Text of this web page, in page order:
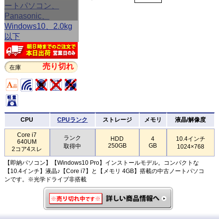
在庫 売り切れ
CPU CPUランク ストレージ メモリ 液晶/解像度
Core i7
640UM
2コア4スレ
ランク
取得中
HDD
250GB
4
GB
10.4インチ
1024×768
【即納パソコン】【Windows10 Pro】インストールモデル。コンパクトな
【10.4インチ】液晶♪【Core i7】と【メモリ 4GB】搭載の中古ノートパソコ
ンです。※光学ドライブ非搭載